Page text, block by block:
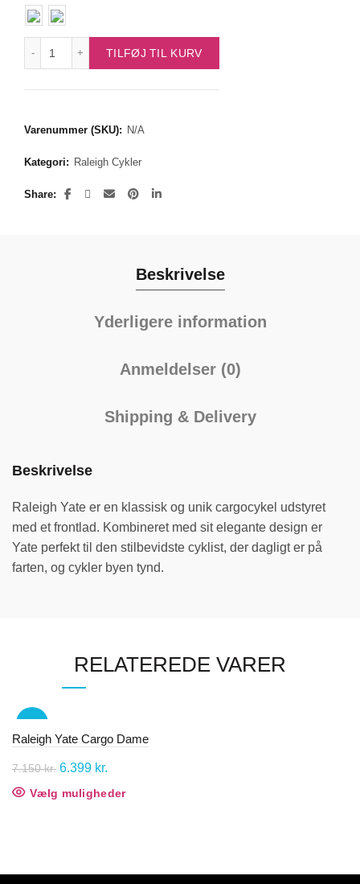
Raleigh Yate Cargo 7G Herre antal
TILFØJ TIL KURV
Varenummer (SKU): N/A
Kategori: Raleigh Cykler
Share
Beskrivelse
Yderligere information
Anmeldelser (0)
Shipping & Delivery
Beskrivelse
Raleigh Yate er en klassisk og unik cargocykel udstyret
med et frontlad. Kombineret med sit elegante design er
Yate perfekt til den stilbevidste cyklist, der dagligt er på
farten, og cykler byen tynd.
RELATEREDE VARER
D OU
T
Raleigh Yate Cargo Dame
7.150kr. Den
oprindelige
6.399 kr.
aktuelle
Vælg mulighederDette
Mulighederne